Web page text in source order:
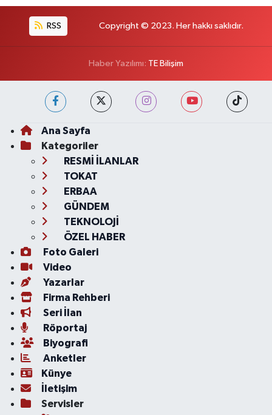
RSS Copyright © 2023. Her hakkı saklıdır.
Haber Yazılımı: TE Bilişim
Ana Sayfa
Kategoriler
RESMİ İLANLAR
TOKAT
ERBAA
GÜNDEM
TEKNOLOJİ
ÖZEL HABER
Foto Galeri
Video
Yazarlar
Firma Rehberi
Seri İlan
Röportaj
Biyografi
Anketler
Künye
İletişim
Servisler